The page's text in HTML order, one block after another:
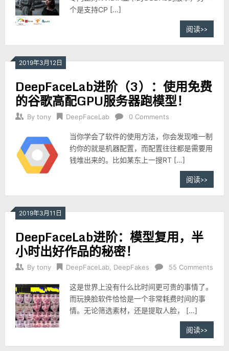
个是支持CP […]
阅读>>
2019年3月12日
DeepFaceLab进阶（3）：使用免费
的谷歌高配GPU服务器跑模型！
By tony DeepFaceLab 0 Comments
当你学会了软件的使用方法，你会发现唯一制
约你的就是机器配置，而配置往往都是需要用
钱堆出来的。比如某东上一搜RT […]
阅读>>
2019年3月11日
DeepFaceLab进阶：模型复用，半
小时出好作品的秘密！
By tony DeepFaceLab, DeepFakes 55 Comments
这是世界上没有什么比时间更可贵的事情了。
而玩换脸软件恰恰是一个非常耗费时间的事
情。无论筛选素材，还是提取人脸， […]
阅读>>